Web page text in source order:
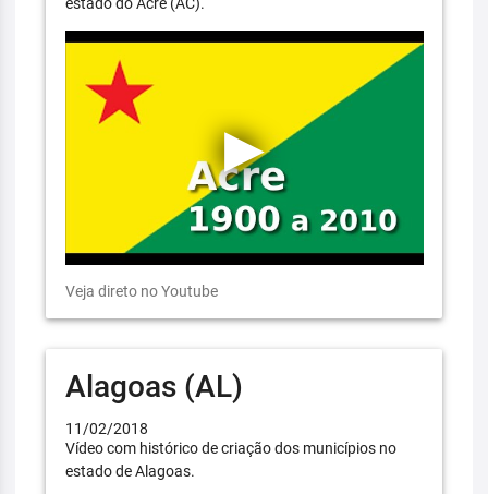
Veja direto no Youtube
Alagoas (AL)
11/02/2018
Vídeo com histórico de criação dos municípios no
estado de Alagoas.